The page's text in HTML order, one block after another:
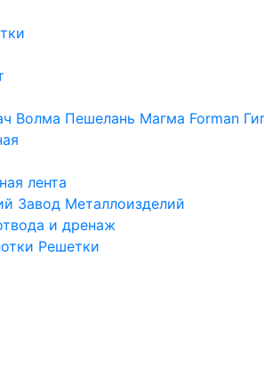
Волма Пешелань Магма Forman
лента
Завод Металлоизделий
и дренаж
Решетки